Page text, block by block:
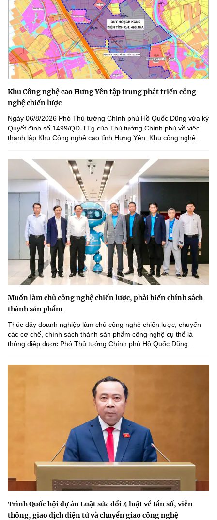
Khu Công nghệ cao Hưng Yên tập trung phát triển công
nghệ chiến lược
Ngày 06/8/2026 Phó Thủ tướng Chính phủ Hồ Quốc Dũng vừa ký
Quyết định số 1499/QĐ-TTg của Thủ tướng Chính phủ về việc
thành lập Khu Công nghệ cao tỉnh Hưng Yên. Khu công nghệ...
Muốn làm chủ công nghệ chiến lược, phải biến chính sách
thành sản phẩm
Thúc đẩy doanh nghiệp làm chủ công nghệ chiến lược, chuyển
các cơ chế, chính sách thành sản phẩm công nghệ cụ thể là
thông điệp được Phó Thủ tướng Chính phủ Hồ Quốc Dũng...
Trình Quốc hội dự án Luật sửa đổi 4 luật về tần số, viễn
thông, giao dịch điện tử và chuyển giao công nghệ